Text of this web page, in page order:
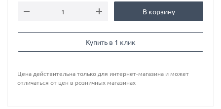
В корзину
Купить в 1 клик
Цена действительна только для интернет-магазина и может
отличаться от цен в розничных магазинах